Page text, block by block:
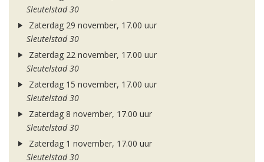
Sleutelstad 30
Zaterdag 29 november, 17.00 uur
Sleutelstad 30
Zaterdag 22 november, 17.00 uur
Sleutelstad 30
Zaterdag 15 november, 17.00 uur
Sleutelstad 30
Zaterdag 8 november, 17.00 uur
Sleutelstad 30
Zaterdag 1 november, 17.00 uur
Sleutelstad 30